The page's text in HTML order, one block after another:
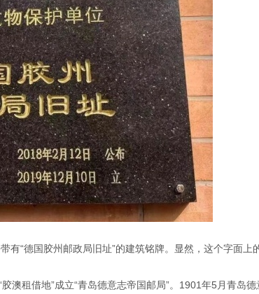
有“德国胶州邮政局旧址”的建筑铭牌。显然，这个字面上
澳租借地”成立“青岛德意志帝国邮局”。1901年5月青岛德